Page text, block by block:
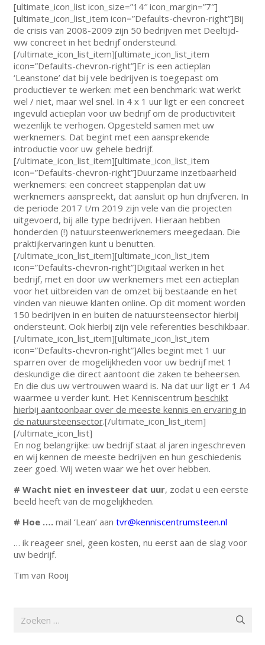
[ultimate_icon_list icon_size=”14″ icon_margin=”7″]
[ultimate_icon_list_item icon=”Defaults-chevron-right”]Bij
de crisis van 2008-2009 zijn 50 bedrijven met Deeltijd-
ww concreet in het bedrijf ondersteund.
[/ultimate_icon_list_item][ultimate_icon_list_item
icon=”Defaults-chevron-right”]Er is een actieplan
‘Leanstone’ dat bij vele bedrijven is toegepast om
productiever te werken: met een benchmark: wat werkt
wel / niet, maar wel snel. In 4 x 1 uur ligt er een concreet
ingevuld actieplan voor uw bedrijf om de productiviteit
wezenlijk te verhogen. Opgesteld samen met uw
werknemers. Dat begint met een aansprekende
introductie voor uw gehele bedrijf.
[/ultimate_icon_list_item][ultimate_icon_list_item
icon=”Defaults-chevron-right”]Duurzame inzetbaarheid
werknemers: een concreet stappenplan dat uw
werknemers aanspreekt, dat aansluit op hun drijfveren. In
de periode 2017 t/m 2019 zijn vele van die projecten
uitgevoerd, bij alle type bedrijven. Hieraan hebben
honderden (!) natuursteenwerknemers meegedaan. Die
praktijkervaringen kunt u benutten.
[/ultimate_icon_list_item][ultimate_icon_list_item
icon=”Defaults-chevron-right”]Digitaal werken in het
bedrijf, met en door uw werknemers met een actieplan
voor het uitbreiden van de omzet bij bestaande en het
vinden van nieuwe klanten online. Op dit moment worden
150 bedrijven in en buiten de natuursteensector hierbij
ondersteunt. Ook hierbij zijn vele referenties beschikbaar.
[/ultimate_icon_list_item][ultimate_icon_list_item
icon=”Defaults-chevron-right”]Alles begint met 1 uur
sparren over de mogelijkheden voor uw bedrijf met 1
deskundige die direct aantoont die zaken te beheersen.
En die dus uw vertrouwen waard is. Na dat uur ligt er 1 A4
waarmee u verder kunt. Het Kenniscentrum beschikt
hierbij aantoonbaar over de meeste kennis en ervaring in
de natuursteensector.[/ultimate_icon_list_item]
[/ultimate_icon_list]
En nog belangrijke: uw bedrijf staat al jaren ingeschreven
en wij kennen de meeste bedrijven en hun geschiedenis
zeer goed. Wij weten waar we het over hebben.
# Wacht niet en investeer dat uur, zodat u een eerste
beeld heeft van de mogelijkheden.
# Hoe ….mail ‘Lean’ aan tvr@kenniscentrumsteen.nl
… ik reageer snel, geen kosten, nu eerst aan de slag voor
uw bedrijf.
Tim van Rooij
naar: